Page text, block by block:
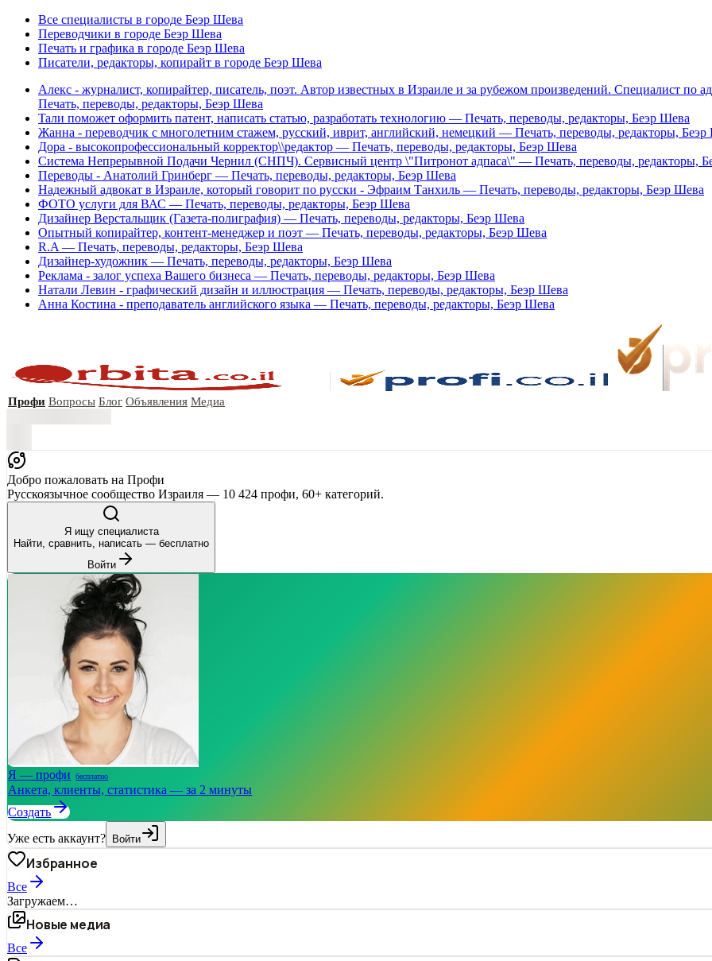
Все специалисты в городе Беэр Шева
Переводчики в городе Беэр Шева
Печать и графика в городе Беэр Шева
Писатели, редакторы, копирайт в городе Беэр Шева
Алекс - журналист, копирайтер, писатель, поэт. Автор известных в Израиле и за рубежом произведений. Специалист
Печать, переводы, редакторы, Беэр Шева
Taли поможет оформить патент, написать статью, разработать технологию — Печать, переводы, редакторы, Беэр Шева
Жанна - переводчик с многолетним стажем, русский, иврит, английский, немецкий — Печать, переводы, редакторы,
Дора - высокопрофессиональный корректор\\редактор — Печать, переводы, редакторы, Беэр Шева
Система Непрерывной Подачи Чернил (СНПЧ). Сервисный центр \"Питронот адпаса\" — Печать, переводы, редакторы,
Переводы - Анатолий Гринберг — Печать, переводы, редакторы, Беэр Шева
Надежный адвокат в Израиле, который говорит по русски - Эфраим Танхиль — Печать, переводы, редакторы, Беэр Шева
ФОТО услуги для ВАС — Печать, переводы, редакторы, Беэр Шева
Дизайнер Верстальщик (Газета-полиграфия) — Печать, переводы, редакторы, Беэр Шева
Опытный копирайтер, контент-менеджер и поэт — Печать, переводы, редакторы, Беэр Шева
R.A — Печать, переводы, редакторы, Беэр Шева
Дизайнер-художник — Печать, переводы, редакторы, Беэр Шева
Реклама - залог успеха Вашего бизнеса — Печать, переводы, редакторы, Беэр Шева
Натали Левин - графический дизайн и иллюстрация — Печать, переводы, редакторы, Беэр Шева
Анна Костина - преподаватель английского языка — Печать, переводы, редакторы, Беэр Шева
Профи Вопросы Блог Объявления Медиа
Добро пожаловать на Профи
Русскоязычное сообщество Израиля — 10 424 профи, 60+ категорий.
Я ищу специалиста
Найти, сравнить, написать — бесплатно
Войти
Я — профи бесплатно
Анкета, клиенты, статистика — за 2 минуты
Создать
Уже есть аккаунт? Войти
Избранное
Все
Загружаем…
Новые медиа
Все